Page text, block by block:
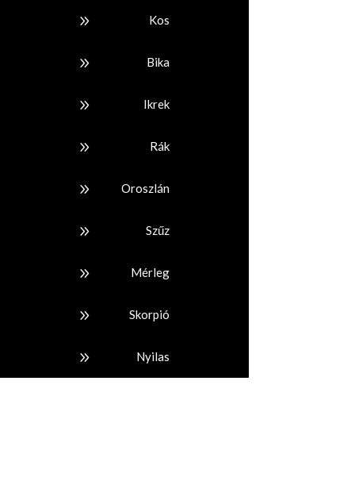
9 Kos
9 Bika
9 Ikrek
9 Rák
9 Oroszlán
9 Szűz
9 Mérleg
9 Skorpió
9 Nyilas